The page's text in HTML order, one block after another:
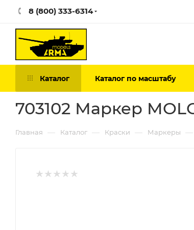
8 (800) 333-6314
Каталог Каталог по масштабу
703102 Маркер
Главная — Каталог — Краски — Маркеры —